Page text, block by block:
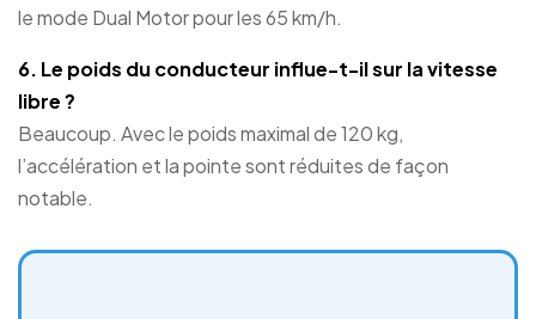
le mode Dual Motor pour les 65 km/h.
6. Le poids du conducteur influe-t-il sur la vitesse
libre ?
Beaucoup. Avec le poids maximal de 120 kg,
l’accélération et la pointe sont réduites de façon
notable.